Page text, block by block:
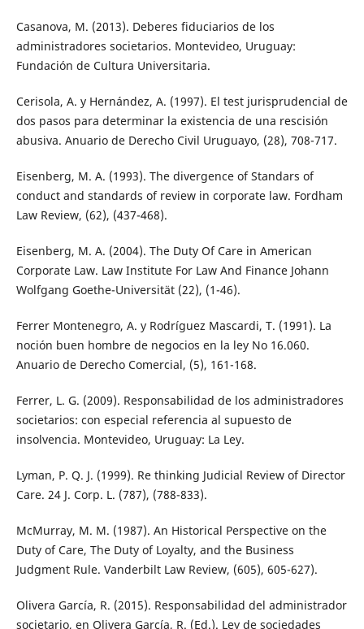
Casanova, M. (2013). Deberes fiduciarios de los
administradores societarios. Montevideo, Uruguay:
Fundación de Cultura Universitaria.
Cerisola, A. y Hernández, A. (1997). El test jurisprudencial de
dos pasos para determinar la existencia de una rescisión
abusiva. Anuario de Derecho Civil Uruguayo, (28), 708-717.
Eisenberg, M. A. (1993). The divergence of Standars of
conduct and standards of review in corporate law. Fordham
Law Review, (62), (437-468).
Eisenberg, M. A. (2004). The Duty Of Care in American
Corporate Law. Law Institute For Law And Finance Johann
Wolfgang Goethe-Universität (22), (1-46).
Ferrer Montenegro, A. y Rodríguez Mascardi, T. (1991). La
noción buen hombre de negocios en la ley No 16.060.
Anuario de Derecho Comercial, (5), 161-168.
Ferrer, L. G. (2009). Responsabilidad de los administradores
societarios: con especial referencia al supuesto de
insolvencia. Montevideo, Uruguay: La Ley.
Lyman, P. Q. J. (1999). Re thinking Judicial Review of Director
Care. 24 J. Corp. L. (787), (788-833).
McMurray, M. M. (1987). An Historical Perspective on the
Duty of Care, The Duty of Loyalty, and the Business
Judgment Rule. Vanderbilt Law Review, (605), 605-627).
Olivera García, R. (2015). Responsabilidad del administrador
societario, en Olivera García, R. (Ed.). Ley de sociedades